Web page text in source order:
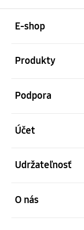
E-shop
Produkty
Podpora
Účet
Udržateľnosť
O nás